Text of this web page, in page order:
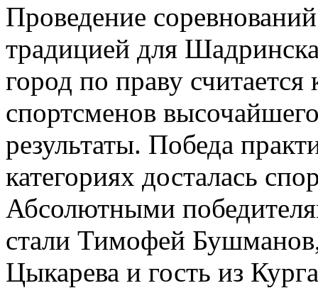
Проведение
традицией для
город по праву
спортсменов
результаты. Победа
категориях досталась
Абсолютными
стали Тимофей
Цыкарева и гость из